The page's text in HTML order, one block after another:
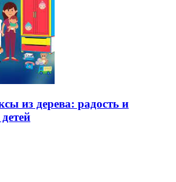
из дерева: радость и